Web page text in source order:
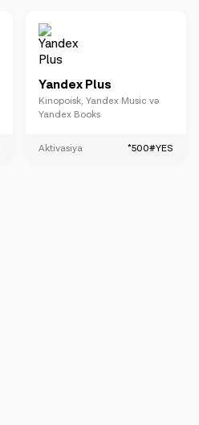
Yandex Plus
Kinopoisk, Yandex Music və
Yandex Books
Aktivasiya *500#YES